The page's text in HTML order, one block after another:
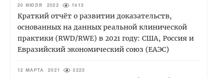
20 ИЮЛЯ 2022 1913
Краткий отчёт о развитии доказательств,
основанных на данных реальной клинической
практики (RWD/RWE) в 2021 году: США, Россия и
Евразийский экономический союз (ЕАЭС)
12 МАРТА 2021 3223